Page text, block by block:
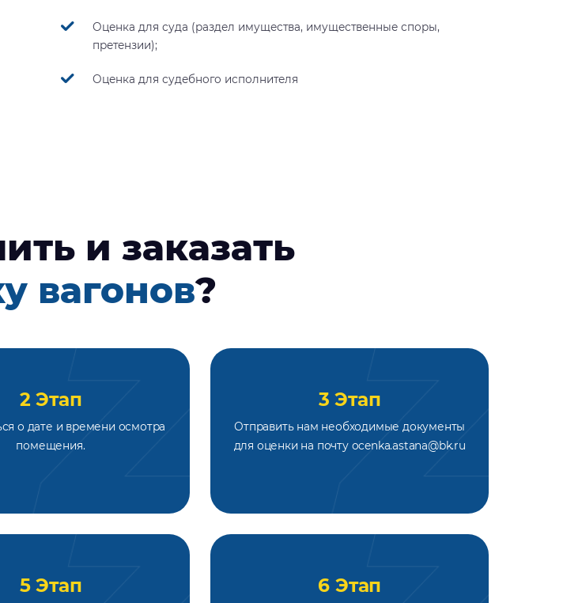
Оценка для суда (раздел имущества, имущественные споры,
претензии);
Оценка для судебного исполнителя
и заказать
вагонов?
2 Этап
о дате и времени осмотра
помещения.
3 Этап
Отправить нам необходимые документы
для оценки на почту ocenka.astana@bk.ru
5 Этап 6 Этап